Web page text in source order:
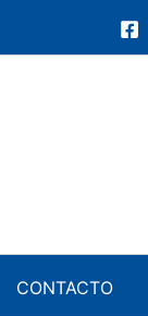
CONTACTO